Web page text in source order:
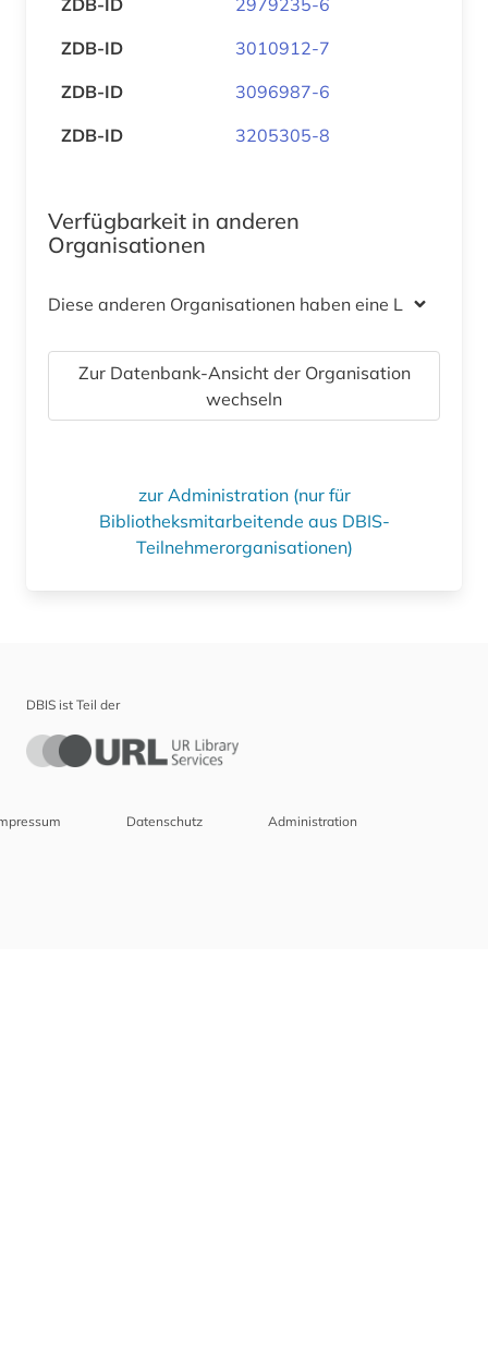
ZDB-ID
3010912-7
ZDB-ID
3096987-6
ZDB-ID
3205305-8
Verfügbarkeit in anderen
Organisationen
Diese anderen Organisationen haben eine Lizenz
Zur Datenbank-Ansicht der Organisation
wechseln
zur Administration (nur für
Bibliotheksmitarbeitende aus DBIS-
Teilnehmerorganisationen)
DBIS ist Teil der
Datenschutz Administration